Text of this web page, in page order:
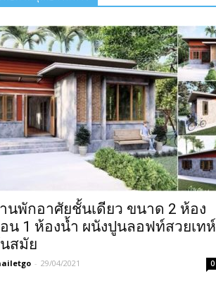
นพักอาศัยชั้นเดียว ขนาด 2 ห้อง
น 1 ห้องน้ำ ผนังปูนลอฟท์สวยเทห์
สมัย
- 29/04/2021 0